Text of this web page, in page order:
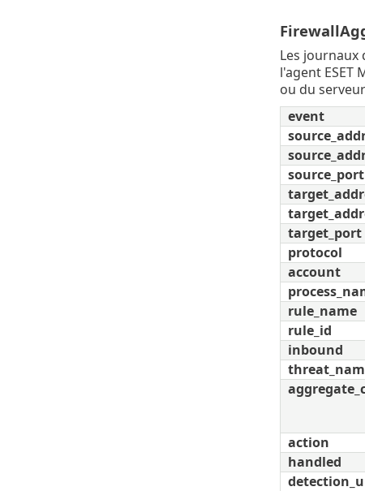
Les journaux
l'agent ESET
ou du
event
source_port
target_port
protocol
account
rule_name
rule_id
inbound
action
handled